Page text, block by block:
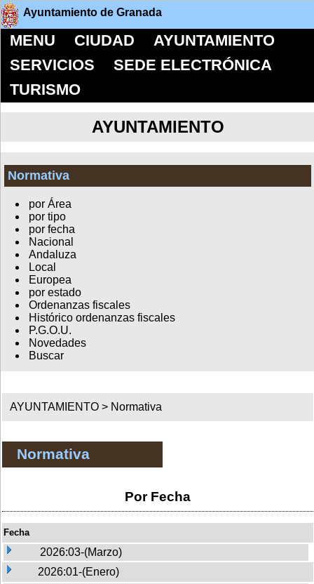
Ayuntamiento de Granada
MENU CIUDAD
AYUNTAMIENTO
SERVICIOS
SEDE ELECTRÓNICA
TURISMO
AYUNTAMIENTO
Normativa
por Área
por tipo
por fecha
Nacional
Andaluza
Local
Europea
por estado
Ordenanzas fiscales
Histórico ordenanzas fiscales
P.G.O.U.
Novedades
Buscar
AYUNTAMIENTO > Normativa
Normativa
Por Fecha
Fecha
2026:03-(Marzo)
2026:01-(Enero)